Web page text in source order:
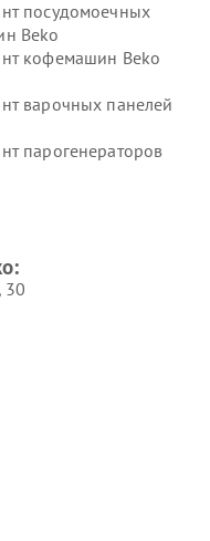
посудомоечных
Beko
кофемашин Beko
варочных панелей
парогенераторов
морозильных камер
30